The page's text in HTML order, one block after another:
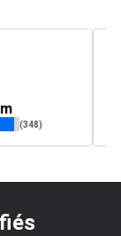
(348)